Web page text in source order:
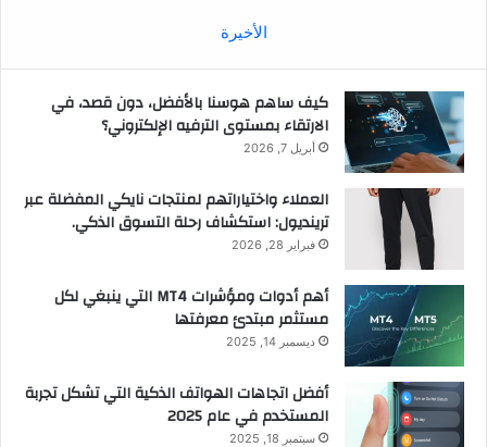
الأخيرة
كيف ساهم هوسنا بالأفضل، دون قصد، في
الارتقاء بمستوى الترفيه الإلكتروني؟
أبريل 7, 2026
العملاء واختياراتهم لمنتجات نايكي المفضلة عبر
ترينديول: استكشاف رحلة التسوق الذكي.
فبراير 28, 2026
أهم أدوات ومؤشرات MT4 التي ينبغي لكل
مستثمر مبتدئ معرفتها
ديسمبر 14, 2025
أفضل اتجاهات الهواتف الذكية التي تشكل تجربة
المستخدم في عام 2025
سبتمبر 18, 2025